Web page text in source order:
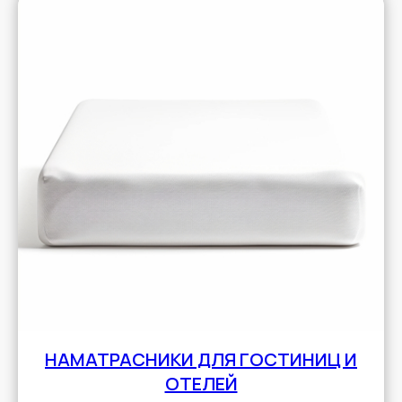
НАМАТРАСНИКИ ДЛЯ ГОСТИНИЦ И
ОТЕЛЕЙ